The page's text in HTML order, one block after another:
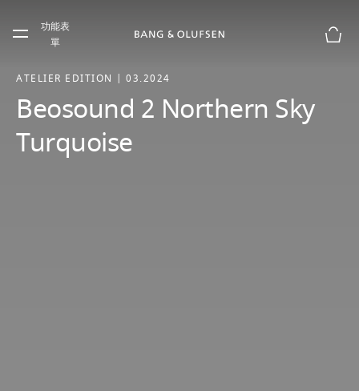
Skip to main footer
功能表
單
ATELIER EDITION | 03.2024
Beosound 2 Northern Sky
Turquoise